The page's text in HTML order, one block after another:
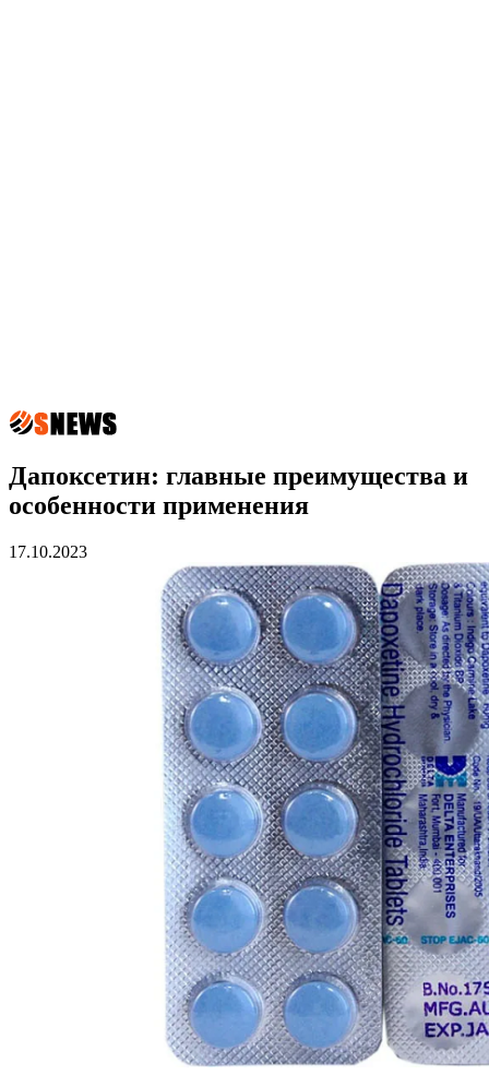
Дапоксетин: главные преимущества и
особенности применения
17.10.2023